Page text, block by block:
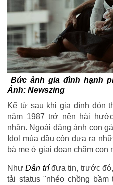
Bức ảnh gia đình hạnh
Ảnh: Newszing
Kể từ sau khi gia đình đón
năm 1987 trở nên hài
nhân. Ngoài đăng ảnh con
Idol mùa đầu còn đưa ra
bà mẹ ở giai đoạn chăm con
NhưDân tríđưa tin, trước
tải status "nhéo chồng